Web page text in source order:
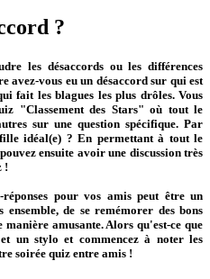
?
les désaccords ou les différences
avez-vous eu un désaccord sur qui est
fait les blagues les plus drôles. Vous
"Classement des Stars" où tout le
sur une question spécifique. Par
idéal(e) ? En permettant à tout le
ensuite avoir une discussion très
!
pour vos amis peut être un
de se remémorer des bons
amusante. Alors qu'est-ce que
un stylo et commencez à noter les
soirée quiz entre amis !